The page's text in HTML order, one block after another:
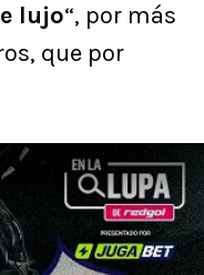
lujo“, por más
que por